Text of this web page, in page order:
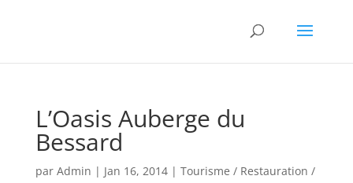
L’Oasis Auberge du
Bessard
par Admin | Jan 16, 2014| Tourisme / Restauration /